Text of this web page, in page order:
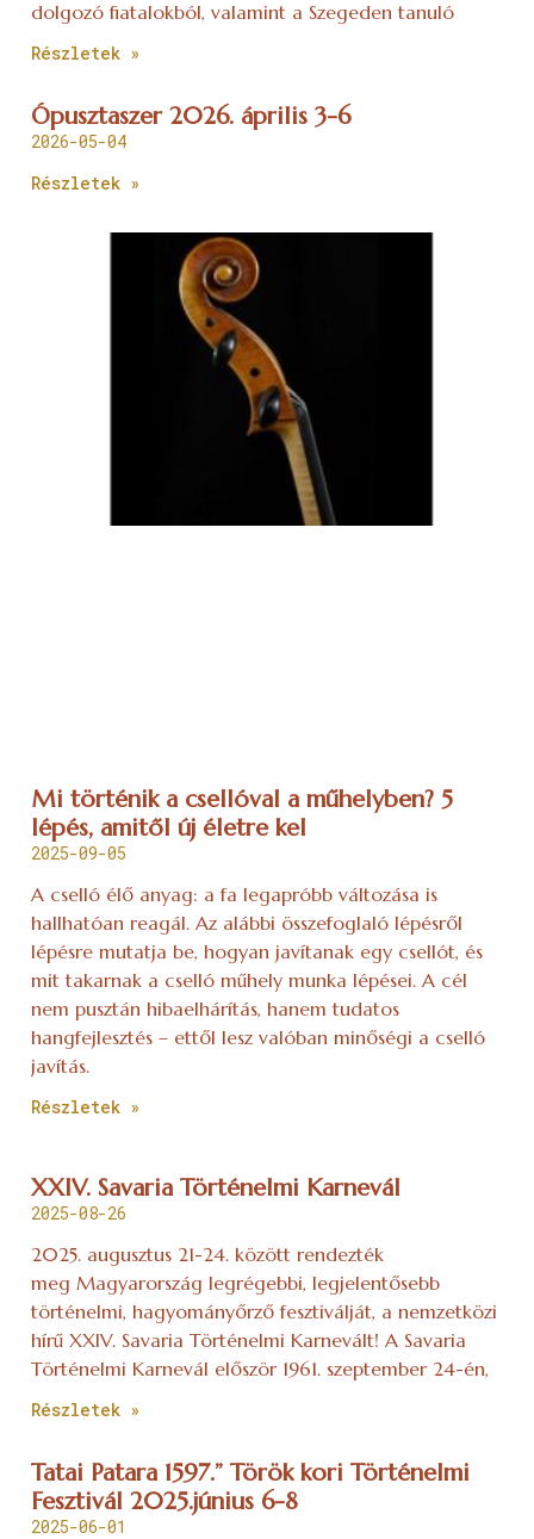
dolgozó fiatalokból, valamint a Szegeden tanuló
Részletek »
Ópusztaszer 2026. április 3-6
2026-05-04
Részletek »
Mi történik a csellóval a műhelyben? 5
lépés, amitől új életre kel
2025-09-05
A cselló élő anyag: a fa legapróbb változása is
hallhatóan reagál. Az alábbi összefoglaló lépésről
lépésre mutatja be, hogyan javítanak egy csellót, és
mit takarnak a cselló műhely munka lépései. A cél
nem pusztán hibaelhárítás, hanem tudatos
hangfejlesztés – ettől lesz valóban minőségi a cselló
javítás.
Részletek »
XXIV. Savaria Történelmi Karnevál
2025-08-26
2025. augusztus 21-24. között rendezték
meg Magyarország legrégebbi, legjelentősebb
történelmi, hagyományőrző fesztiválját, a nemzetközi
hírű XXIV. Savaria Történelmi Karnevált! A Savaria
Történelmi Karnevál először 1961. szeptember 24-én,
Részletek »
Tatai Patara 1597.” Török kori Történelmi
Fesztivál 2025.június 6-8
2025-06-01